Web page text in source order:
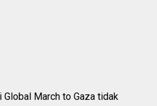
March to Gaza tidak